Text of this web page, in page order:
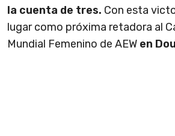
la cuenta de tres. Con esta
lugar como próxima retadora al
Mundial Femenino de AEW en